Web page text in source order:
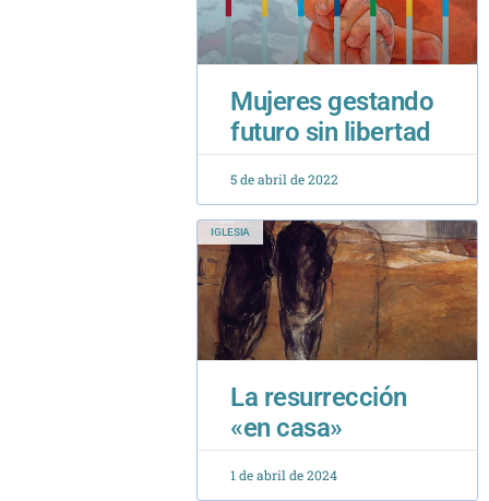
Mujeres gestando
futuro sin libertad
5 de abril de 2022
IGLESIA
La resurrección
«en casa»
1 de abril de 2024